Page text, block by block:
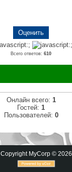
Всего ответов:610
Онлайн всего: 1
Гостей: 1
Пользователей: 0
Copyright MyCorp © 2026